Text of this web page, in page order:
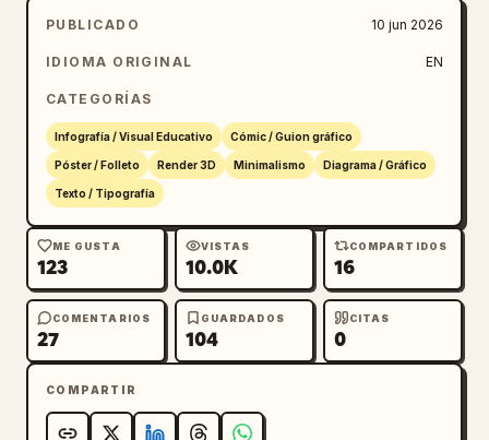
PUBLICADO 10 jun 2026
IDIOMA ORIGINAL EN
CATEGORÍAS
Infografía / Visual Educativo Cómic / Guion gráfico
Póster / Folleto Render 3D Minimalismo Diagrama / Gráfico
Texto / Tipografía
ME GUSTA
123
VISTAS
10.0K
COMPARTIDOS
16
COMENTARIOS
27
GUARDADOS
104
CITAS
0
COMPARTIR